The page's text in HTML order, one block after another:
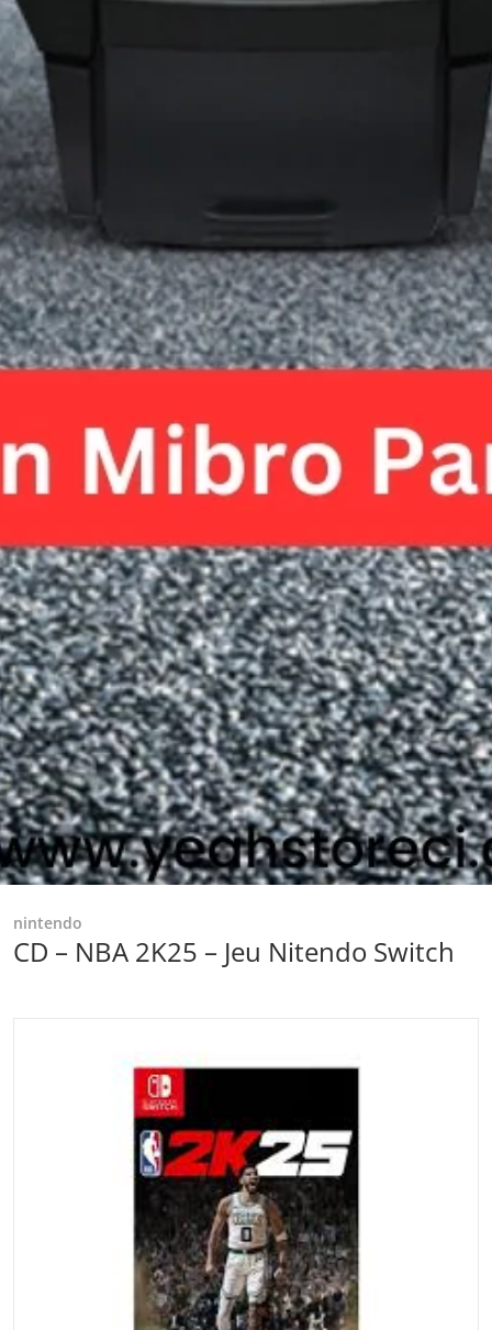
Ouvrir les médias 1 dans la
nintendo
CD – NBA 2K25 – Jeu Nitendo Switch